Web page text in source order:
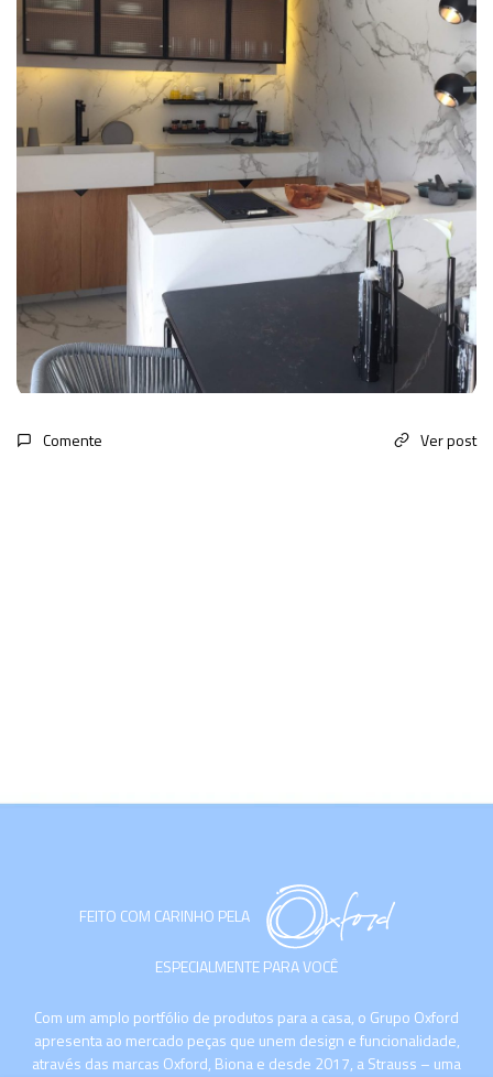
Comente Ver post
FEITO COM CARINHO PELA
ESPECIALMENTE PARA VOCÊ
Com um amplo portfólio de produtos para a casa, o Grupo Oxford
apresenta ao mercado peças que unem design e funcionalidade,
através das marcas Oxford, Biona e desde 2017, a Strauss – uma